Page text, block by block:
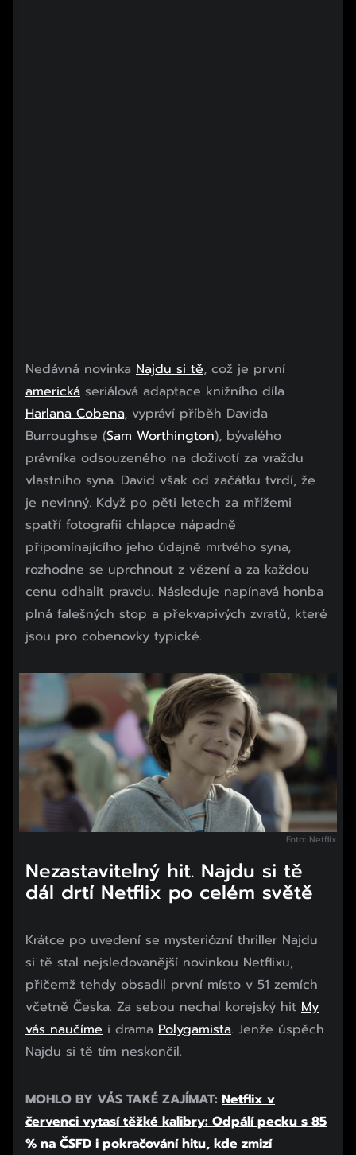
Nedávná novinka Najdu si tě, což je první
americká seriálová adaptace knižního díla
Harlana Cobena, vypráví příběh Davida
Burroughse (Sam Worthington), bývalého
právníka odsouzeného na doživotí za vraždu
vlastního syna. David však od začátku tvrdí, že
je nevinný. Když po pěti letech za mřížemi
spatří fotografii chlapce nápadně
připomínajícího jeho údajně mrtvého syna,
rozhodne se uprchnout z vězení a za každou
cenu odhalit pravdu. Následuje napínavá honba
plná falešných stop a překvapivých zvratů, které
jsou pro cobenovky typické.
Foto: Netflix
Nezastavitelný hit. Najdu si tě
dál drtí Netflix po celém světě
Krátce po uvedení se mysteriózní thriller Najdu
si tě stal nejsledovanější novinkou Netflixu,
přičemž tehdy obsadil první místo v 51 zemích
včetně Česka. Za sebou nechal korejský hit My
vás naučíme i drama Polygamista. Jenže úspěch
Najdu si tě tím neskončil.
MOHLO BY VÁS TAKÉ ZAJÍMAT: Netflix v
červenci vytasí těžké kalibry: Odpálí pecku s 85
% na ČSFD i pokračování hitu, kde zmizí